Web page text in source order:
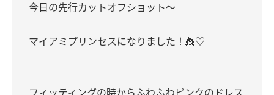
今日の先行カットオフショット〜
マイアミプリンセスになりました！👸♡